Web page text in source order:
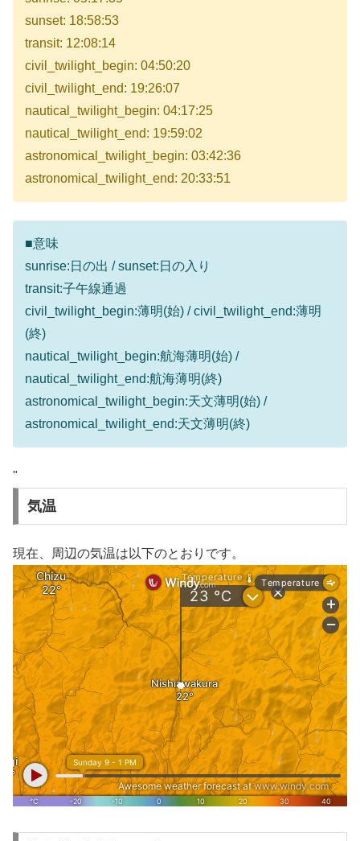
sunset: 18:58:53
transit: 12:08:14
civil_twilight_begin: 04:50:20
civil_twilight_end: 19:26:07
nautical_twilight_begin: 04:17:25
nautical_twilight_end: 19:59:02
astronomical_twilight_begin: 03:42:36
astronomical_twilight_end: 20:33:51
■意味
sunrise:日の出 / sunset:日の入り
transit:子午線通過
civil_twilight_begin:薄明(始) / civil_twilight_end:薄明
(終)
nautical_twilight_begin:航海薄明(始) /
nautical_twilight_end:航海薄明(終)
astronomical_twilight_begin:天文薄明(始) /
astronomical_twilight_end:天文薄明(終)
"
気温
現在、周辺の気温は以下のとおりです。